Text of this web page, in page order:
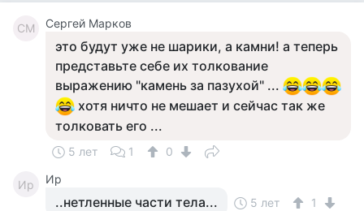
СМ Сергей Марков
это будут уже не шарики, а камни! а теперь
представьте себе их толкование
выражению "камень за пазухой" ...
хотя ничто не мешает и сейчас так же
толковать его ...
5 лет 1 0
Ир Ир
..нетленные части тела... 5 лет 1